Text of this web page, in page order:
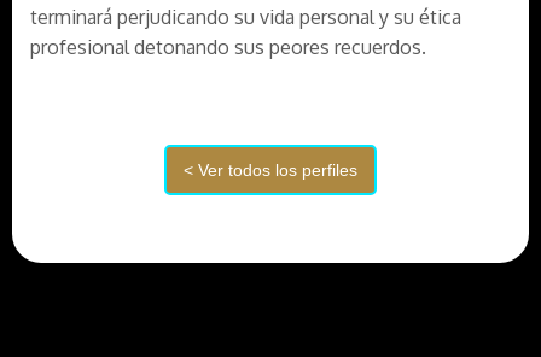
terminará perjudicando su vida personal y su ética
profesional detonando sus peores recuerdos.